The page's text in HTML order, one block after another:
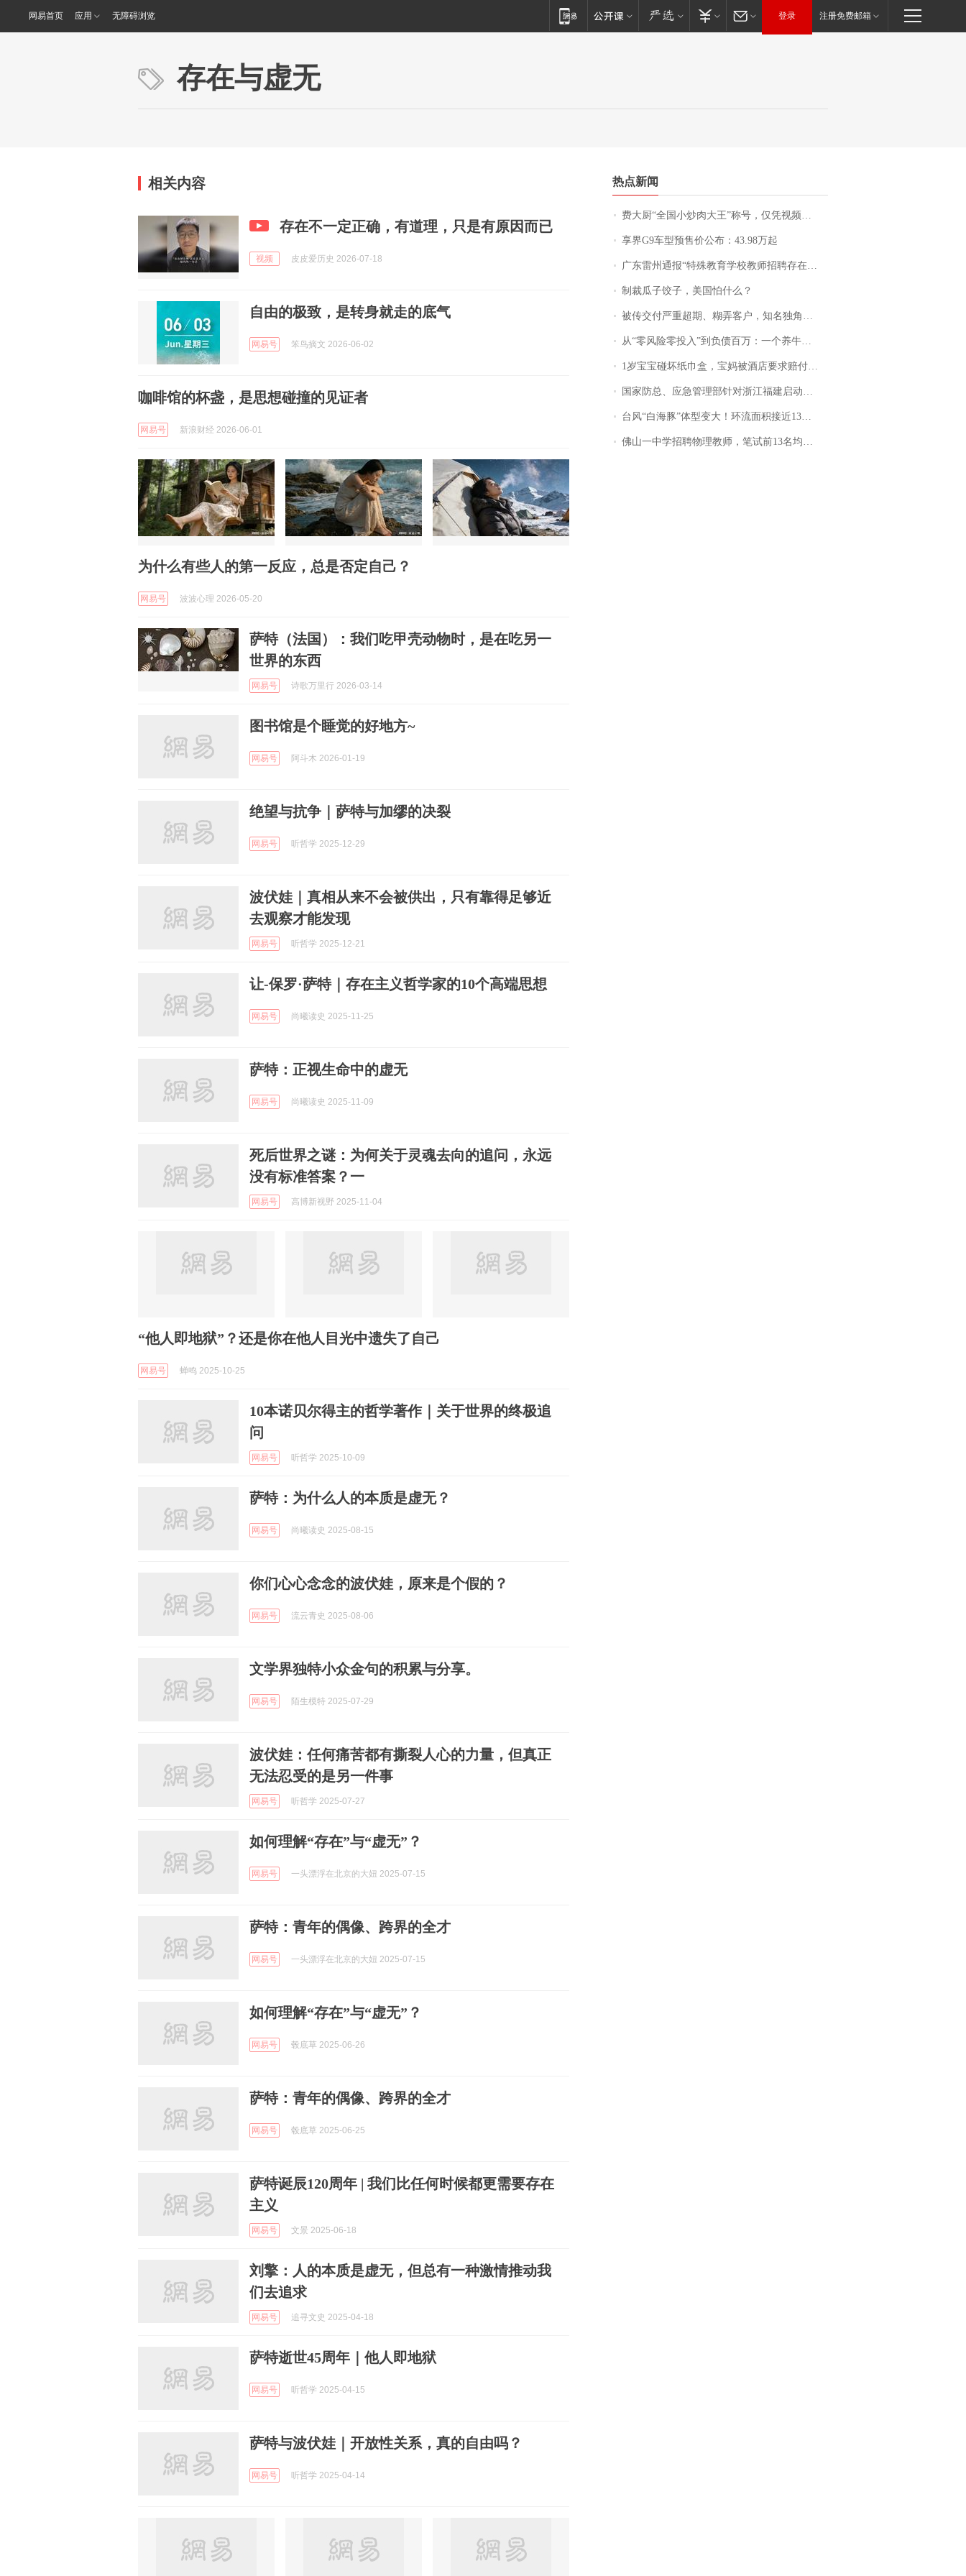
网易首页 应用 无障碍浏览 登录 注册免费邮箱
存在与虚无
相关内容
存在不一定正确，有道理，只是有原因而已
视频 皮皮爱历史 2026-07-18
自由的极致，是转身就走的底气
网易号 笨鸟摘文 2026-06-02
咖啡馆的杯盏，是思想碰撞的见证者
网易号 新浪财经 2026-06-01
为什么有些人的第一反应，总是否定自己？
网易号 波波心理 2026-05-20
萨特（法国）：我们吃甲壳动物时，是在吃另一
世界的东西
网易号 诗歌万里行 2026-03-14
图书馆是个睡觉的好地方~
网易号 阿斗木 2026-01-19
绝望与抗争｜萨特与加缪的决裂
网易号 听哲学 2025-12-29
波伏娃｜真相从来不会被供出，只有靠得足够近
去观察才能发现
网易号 听哲学 2025-12-21
让-保罗·萨特｜存在主义哲学家的10个高端思想
网易号 尚曦读史 2025-11-25
萨特：正视生命中的虚无
网易号 尚曦读史 2025-11-09
死后世界之谜：为何关于灵魂去向的追问，永远
没有标准答案？一
网易号 高博新视野 2025-11-04
“他人即地狱”？还是你在他人目光中遗失了自己
网易号 蝉鸣 2025-10-25
10本诺贝尔得主的哲学著作｜关于世界的终极追
问
网易号 听哲学 2025-10-09
萨特：为什么人的本质是虚无？
网易号 尚曦读史 2025-08-15
你们心心念念的波伏娃，原来是个假的？
网易号 流云青史 2025-08-06
文学界独特小众金句的积累与分享。
网易号 陌生模特 2025-07-29
波伏娃：任何痛苦都有撕裂人心的力量，但真正
无法忍受的是另一件事
网易号 听哲学 2025-07-27
如何理解“存在”与“虚无”？
网易号 一头漂浮在北京的大妞 2025-07-15
萨特：青年的偶像、跨界的全才
网易号 一头漂浮在北京的大妞 2025-07-15
如何理解“存在”与“虚无”？
网易号 毂底草 2025-06-26
萨特：青年的偶像、跨界的全才
网易号 毂底草 2025-06-25
萨特诞辰120周年 | 我们比任何时候都更需要存在
主义
网易号 文景 2025-06-18
刘擎：人的本质是虚无，但总有一种激情推动我
们去追求
网易号 追寻文史 2025-04-18
萨特逝世45周年｜他人即地狱
网易号 听哲学 2025-04-15
萨特与波伏娃｜开放性关系，真的自由吗？
网易号 听哲学 2025-04-14
热点新闻
费大厨“全国小炒肉大王”称号，仅凭视频评出？中国烹饪协会回应
享界G9车型预售价公布：43.98万起
广东雷州通报“特殊教育学校教师招聘存在违规行为”：已启动问责程序 副校长被停职
制裁瓜子饺子，美国怕什么？
被传交付严重超期、糊弄客户，知名独角兽车企创始人回应：都没证据，将依法采取措施，“本人长期与美国交管局保持沟通，对方表示肯定”
从“零风险零投入”到负债百万：一个养牛项目崩盘后，谁该为农户的贷款买单丨红星调查
1岁宝宝碰坏纸巾盒，宝妈被酒店要求赔付924元！三亚一酒店回复：骨瓷定制！网友一查价格，吵翻了
国家防总、应急管理部针对浙江福建启动防汛防台风四级应急响应
台风“白海豚”体型变大！环流面积接近13个浙江那么大
佛山一中学招聘物理教师，笔试前13名均遭淘汰？教育局：已叫停招聘，成立调查组全面核查